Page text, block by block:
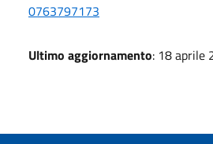
0763797173
Ultimo aggiornamento: 18 aprile